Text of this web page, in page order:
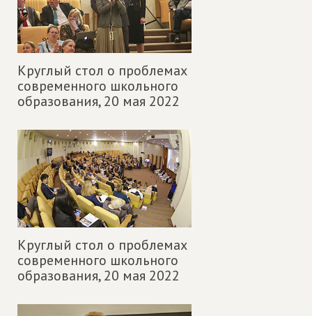
Круглый стол о проблемах
современного школьного
образования,20 мая 2022
Круглый стол о проблемах
современного школьного
образования,20 мая 2022